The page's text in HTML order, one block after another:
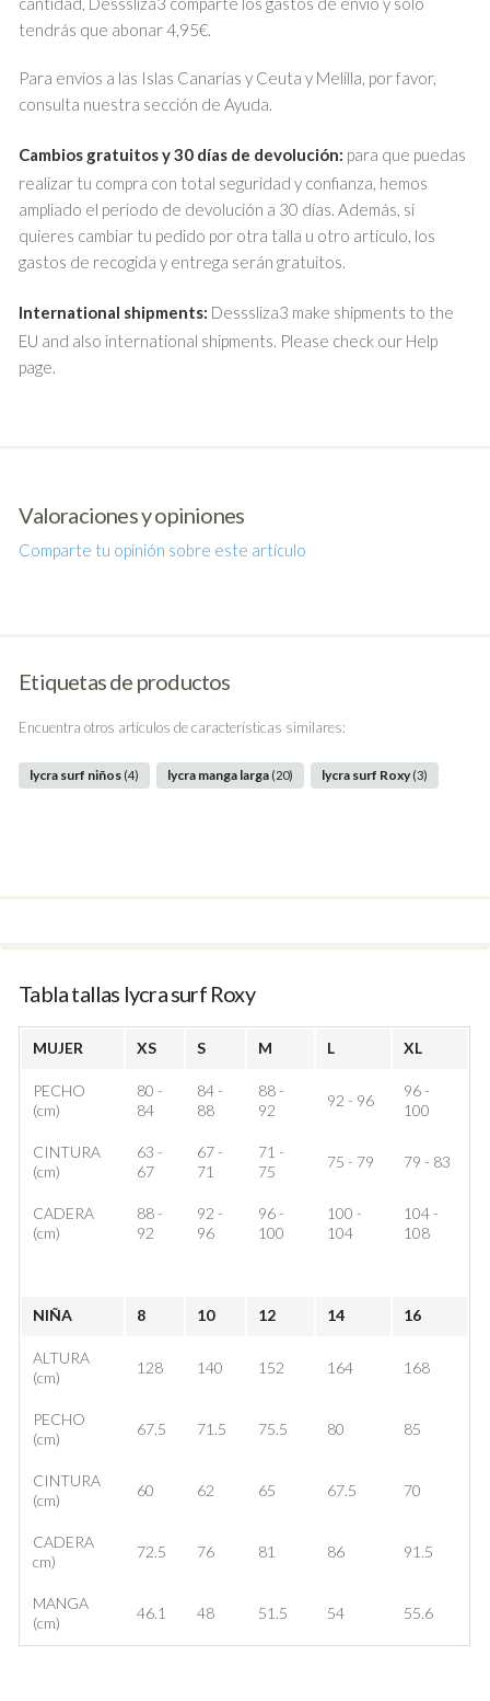
tendrás que abonar 4,95€.
Para envíos a las Islas Canarias y Ceuta y Melilla, por favor,
consulta nuestra sección de Ayuda.
Cambios gratuitos y 30 días de devolución: para que puedas
realizar tu compra con total seguridad y confianza, hemos
ampliado el periodo de devolución a 30 días. Además, si
quieres cambiar tu pedido por otra talla u otro artículo, los
gastos de recogida y entrega serán gratuitos.
International shipments: Desssliza3 make shipments to the
EU and also international shipments. Please check our Help
page.
Valoraciones y opiniones
Comparte tu opinión sobre este artículo
Etiquetas de productos
Encuentra otros artículos de características similares:
lycra surf niños (4) lycra manga larga (20) lycra surf Roxy(3)
Tabla tallas lycra surf Roxy
MUJER XS S M L XL
PECHO
(cm)
80 -
84
84 -
88
88 -
92
92 - 96
96 -
100
CINTURA
(cm)
63 -
67
67 -
71
71 -
75
75 - 79 79 - 83
CADERA
(cm)
88 -
92
92 -
96
96 -
100
100 -
104
104 -
108
NIÑA 8 10 12 14 16
ALTURA
(cm)
128 140 152 164 168
PECHO
(cm)
67.5 71.5 75.5 80 85
CINTURA
(cm)
60 62 65 67.5 70
CADERA
cm)
72.5 76 81 86 91.5
MANGA
(cm)
46.1 48 51.5 54 55.6